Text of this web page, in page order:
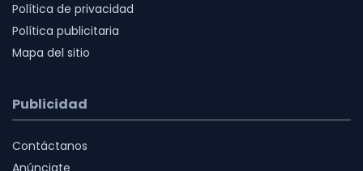
Política de privacidad
Política publicitaria
Mapa del sitio
Publicidad
Contáctanos